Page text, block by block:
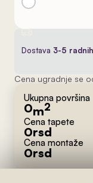
Dostava 3-5
Cena ugradnje se
Ukupna površina
0m2
Cena tapete
0rsd
Cena montaže
0rsd